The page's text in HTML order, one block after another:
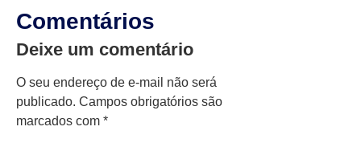
Comentários
Deixe um comentário
O seu endereço de e-mail não será
publicado. Campos obrigatórios são
marcados com *